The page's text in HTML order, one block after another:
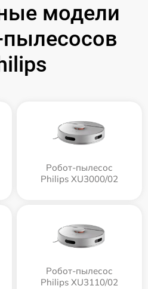
модели
Робот-пылесос
Philips XU3000/02
Робот-пылесос
Philips XU3110/02